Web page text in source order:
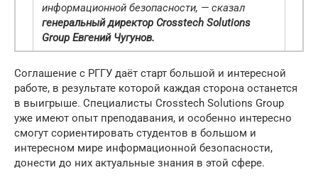
информационной безопасности, — сказал
генеральный директор Crosstech Solutions
Group Евгений Чугунов.
Соглашение с РГГУ даёт старт большой и интересной
работе, в результате которой каждая сторона останется
в выигрыше. Специалисты Crosstech Solutions Group
уже имеют опыт преподавания, и особенно интересно
смогут сориентировать студентов в большом и
интересном мире информационной безопасности,
донести до них актуальные знания в этой сфере.